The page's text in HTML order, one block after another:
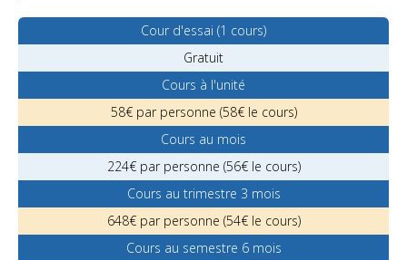
Cour d'essai (1 cours)
Gratuit
Cours à l'unité
58€ par personne (58€ le cours)
Cours au mois
224€ par personne (56€ le cours)
Cours au trimestre 3 mois
648€ par personne (54€ le cours)
Cours au semestre 6 mois